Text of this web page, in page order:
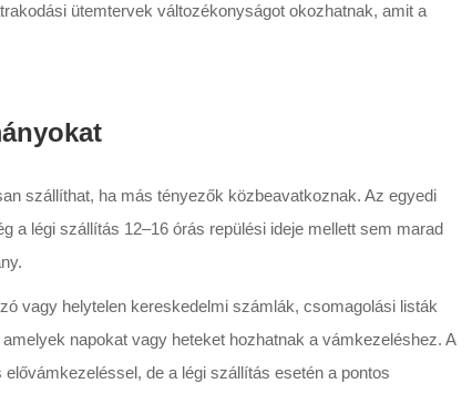
ütemtervek változékonyságot okozhatnak, amit a
szállíthat, ha más tényezők közbeavatkoznak. Az egyedi
a légi szállítás 12–16 órás repülési ideje mellett sem marad
vagy helytelen kereskedelmi számlák, csomagolási listák
napokat vagy heteket hozhatnak a vámkezeléshez. A
de a légi szállítás esetén a pontos